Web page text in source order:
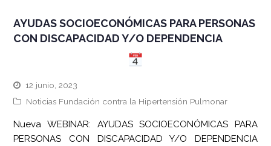
AYUDAS SOCIOECONÓMICAS PARA PERSONAS
CON DISCAPACIDAD Y/O DEPENDENCIA
12 junio, 2023
Noticias Fundación contra la Hipertensión Pulmonar
Nueva WEBINAR: AYUDAS SOCIOECONÓMICAS PARA
PERSONAS CON DISCAPACIDAD Y/O DEPENDENCIA